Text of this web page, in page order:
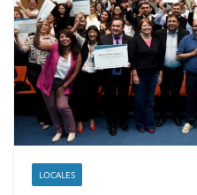
LOCALES